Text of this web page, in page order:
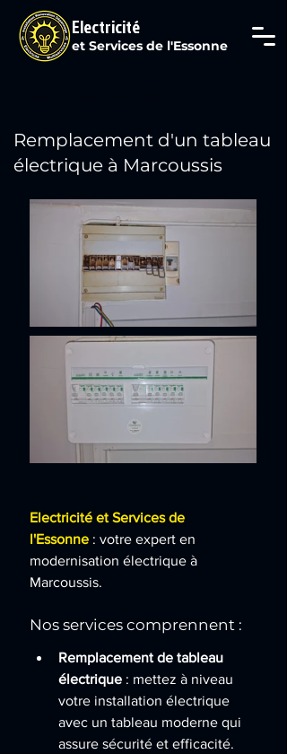
Electricité
et Services de l'Essonne
Remplacement d'un tableau
électrique à Marcoussis
Electricité et Services de
l'Essonne : votre expert en
modernisation électrique à
Marcoussis.
Nos services comprennent :
Remplacement de tableau
électrique : mettez à niveau
votre installation électrique
avec un tableau moderne qui
assure sécurité et efficacité.